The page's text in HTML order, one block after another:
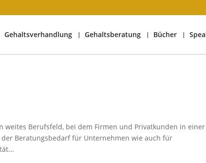
Gehaltsverhandlung Gehaltsberatung Bücher
weites Berufsfeld, bei dem Firmen und Privatkunden in einer
Beratungsbedarf für Unternehmen wie auch für